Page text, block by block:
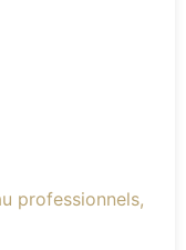
professionnels,